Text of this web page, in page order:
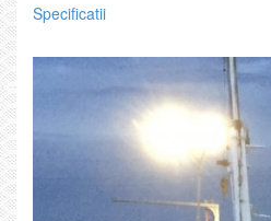
Specificatii